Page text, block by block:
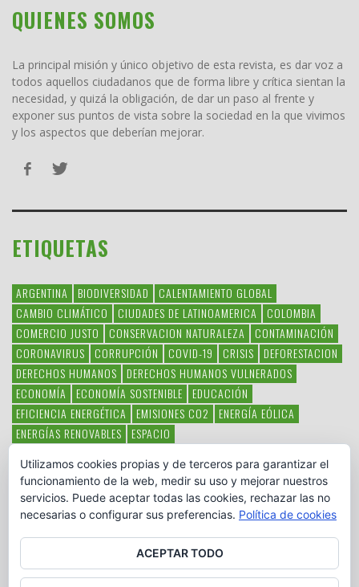
QUIENES SOMOS
La principal misión y único objetivo de esta revista, es dar voz a
todos aquellos ciudadanos que de forma libre y crítica sientan la
necesidad, y quizá la obligación, de dar un paso al frente y
exponer sus puntos de vista sobre la sociedad en la que vivimos
y los aspectos que deberían mejorar.
ETIQUETAS
ARGENTINA BIODIVERSIDAD
CALENTAMIENTO GLOBAL
CAMBIO CLIMÁTICO
CIUDADES DE LATINOAMERICA
COLOMBIA
COMERCIO JUSTO
CONSERVACION NATURALEZA
CONTAMINACIÓN
CORONAVIRUS
CORRUPCIÓN COVID-19 CRISIS
DEFORESTACION
DERECHOS HUMANOS
DERECHOS HUMANOS VULNERADOS
ECONOMÍA
ECONOMÍA SOSTENIBLE
EDUCACIÓN
EFICIENCIA ENERGÉTICA
EMISIONES CO2
ENERGÍA EÓLICA
ENERGÍAS RENOVABLES
ESPACIO
HAMBRE LATINOAMÉRICA MEDIO AMBIENTE
MÉXICO
OBJETIVOS DEL MILENIO
ONGS PAZ POBREZA POESÍA
POLITICA
PUEBLOS INDÍGENAS RSC RSE
SOBERANÍA ALIMENTARIA
SOLIDARIDAD SOSTENIBILIDAD TECNOLOGÍA VERTIDO PETROLEO
Utilizamos cookies propias y de terceros para garantizar el
funcionamiento de la web, medir su uso y mejorar nuestros
servicios. Puede aceptar todas las cookies, rechazar las no
necesarias o configurar sus preferencias. Política de cookies
ACEPTAR TODO